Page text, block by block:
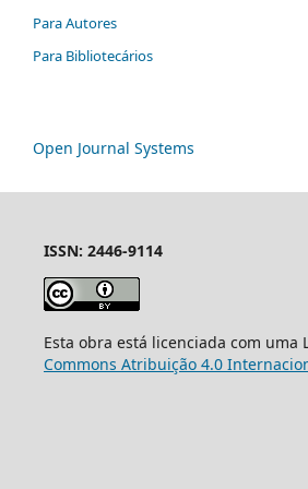
Para Autores
Para Bibliotecários
Open Journal Systems
ISSN: 2446-9114
Esta obra está licenciada com uma
Commons Atribuição 4.0